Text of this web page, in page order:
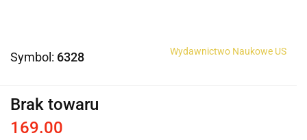
Symbol: 6328 Wydawnictwo Naukowe US
Brak towaru
169.00